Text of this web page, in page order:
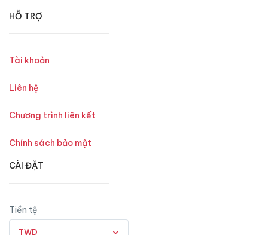
HỖ TRỢ
Tài khoản
Liên hệ
Chương trình liên kết
Chính sách bảo mật
CÀI ĐẶT
Tiền tệ
TWD